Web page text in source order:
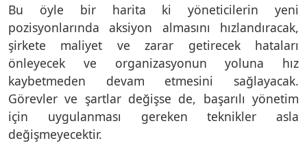
Bu öyle bir harita ki yöneticilerin yeni
pozisyonlarında aksiyon almasını hızlandıracak,
şirkete maliyet ve zarar getirecek hataları
önleyecek ve organizasyonun yoluna hız
kaybetmeden devam etmesini sağlayacak.
Görevler ve şartlar değişse de, başarılı yönetim
için uygulanması gereken teknikler asla
değişmeyecektir.